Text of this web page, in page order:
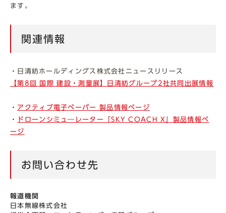
ます。
関連情報
・日清紡ホールディングス株式会社ニュースリリース
【第8回 国際 建設・測量展】日清紡グループ2社共同出展情報
・ アクティブ電子ペーパー 製品情報ページ
・
ドローンシミュ―レーター「SKY COACH X」製品情報ペ
ージ
お問い合わせ先
報道機関
日本無線株式会社